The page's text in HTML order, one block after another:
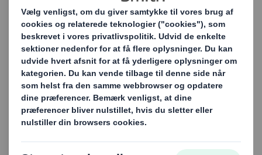
Nyheder
Hold dig opdateret med vores
nyeste funktioner, der udforsker
trends, udfordringer og
muligheder, der former den globale
emballageindustri.